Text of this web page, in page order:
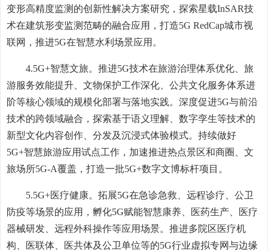
变形高精度监测的创新性解决方案研究，探索星载InSAR技
术在建筑形变监测范畴的融合应用，打造5G RedCap城市视
联网，推进5G在智慧水利场景应用。
4.5G+智慧文旅。推进5G技术在旅游治理体系优化、旅
游服务效能提升、文物保护工作深化、公共文化服务体系进
阶等核心领域的规模化部署与落地实践。深度促进5G与前沿
技术的跨领域融合，探索基于语义理解、数字孪生等技术的
新型文化内容创作、分发及沉浸式体验模式。持续做好
5G+智慧旅游应用试点工作，加速推进热点景区和商圈、文
旅场所5G-A覆盖，打造一批5G+数字文博标杆项目。
5.5G+医疗健康。拓展5G在急诊急救、远程诊疗、公卫
防疫等场景的应用，孵化5G赋能智慧康养、医药生产、医疗
器械研发、远程外科操作等应用场景。推进多院区医疗机
构、医联体、医共体及公卫单位等的5G行业虚拟专网与边缘